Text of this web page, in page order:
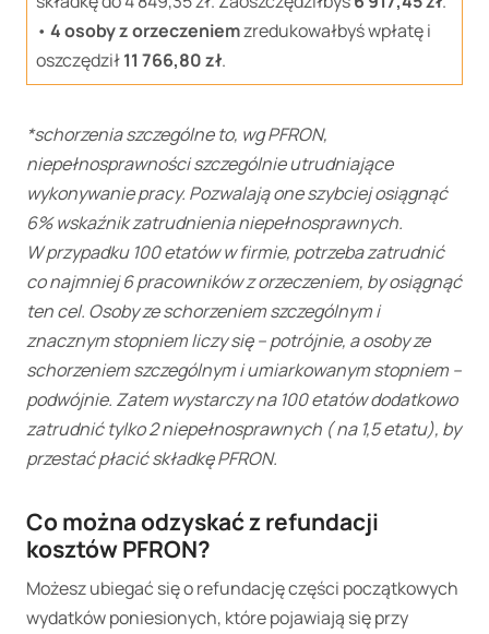
• 4 osoby z orzeczeniemzredukowałbyś wpłatę i
oszczędził11 766,80 zł.
*schorzenia szczególne to, wg PFRON,
niepełnosprawności szczególnie utrudniające
wykonywanie pracy. Pozwalają one szybciej osiągnąć
6% wskaźnik zatrudnienia niepełnosprawnych.
W przypadku 100 etatów w firmie, potrzeba zatrudnić
co najmniej 6 pracowników z orzeczeniem, by osiągnąć
ten cel. Osoby ze schorzeniem szczególnym i
znacznym stopniem liczy się – potrójnie, a osoby ze
schorzeniem szczególnym i umiarkowanym stopniem –
podwójnie. Zatem wystarczy na 100 etatów dodatkowo
zatrudnić tylko 2 niepełnosprawnych ( na 1,5 etatu), by
przestać płacić składkę PFRON.
Co można odzyskać z refundacji
kosztów PFRON?
Możesz ubiegać się o refundację części początkowych
wydatków poniesionych, które pojawiają się przy